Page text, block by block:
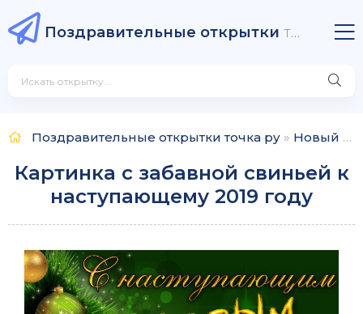
Поздравительные открытки точка ру
Поздравительные открытки точка ру » Новый Год
Картинка с забавной свиньей к
наступающему 2019 году